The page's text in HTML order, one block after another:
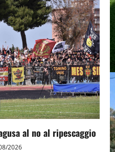
al no al ripescaggio
2026